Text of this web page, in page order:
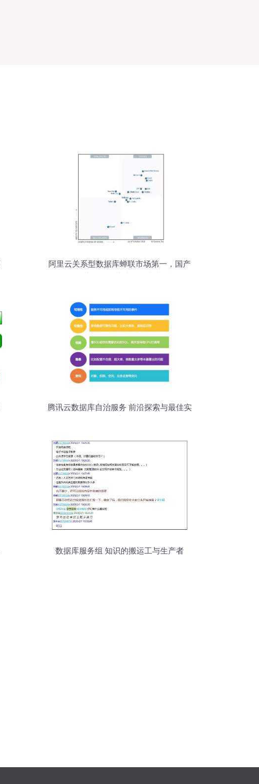
阿里云关系型数据库蝉联市场第一，国产
腾讯云数据库自治服务 前沿探索与最佳实
数据库服务组 知识的搬运工与生产者